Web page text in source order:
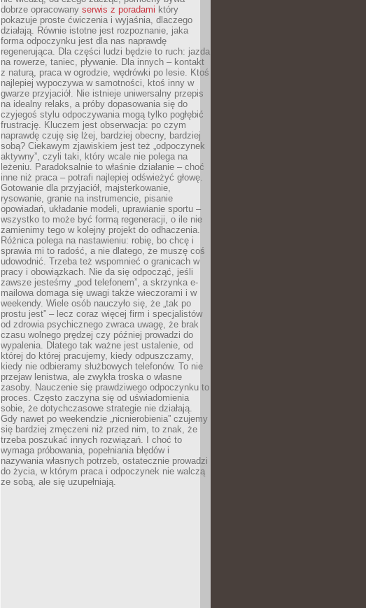
dobrze opracowany serwis z poradami który
pokazuje proste ćwiczenia i wyjaśnia, dlaczego
działają. Równie istotne jest rozpoznanie, jaka
forma odpoczynku jest dla nas naprawdę
regenerująca. Dla części ludzi będzie to ruch: jazda
na rowerze, taniec, pływanie. Dla innych – kontakt
z naturą, praca w ogrodzie, wędrówki po lesie. Ktoś
najlepiej wypoczywa w samotności, ktoś inny w
gwarze przyjaciół. Nie istnieje uniwersalny przepis
na idealny relaks, a próby dopasowania się do
czyjegoś stylu odpoczywania mogą tylko pogłębić
frustrację. Kluczem jest obserwacja: po czym
naprawdę czuję się lżej, bardziej obecny, bardziej
sobą? Ciekawym zjawiskiem jest też „odpoczynek
aktywny”, czyli taki, który wcale nie polega na
leżeniu. Paradoksalnie to właśnie działanie – choć
inne niż praca – potrafi najlepiej odświeżyć głowę.
Gotowanie dla przyjaciół, majsterkowanie,
rysowanie, granie na instrumencie, pisanie
opowiadań, układanie modeli, uprawianie sportu –
wszystko to może być formą regeneracji, o ile nie
zamienimy tego w kolejny projekt do odhaczenia.
Różnica polega na nastawieniu: robię, bo chcę i
sprawia mi to radość, a nie dlatego, że muszę coś
udowodnić. Trzeba też wspomnieć o granicach w
pracy i obowiązkach. Nie da się odpocząć, jeśli
zawsze jesteśmy „pod telefonem”, a skrzynka e-
mailowa domaga się uwagi także wieczorami i w
weekendy. Wiele osób nauczyło się, że „tak po
prostu jest” – lecz coraz więcej firm i specjalistów
od zdrowia psychicznego zwraca uwagę, że brak
czasu wolnego prędzej czy później prowadzi do
wypalenia. Dlatego tak ważne jest ustalenie, od
której do której pracujemy, kiedy odpuszczamy,
kiedy nie odbieramy służbowych telefonów. To nie
przejaw lenistwa, ale zwykła troska o własne
zasoby. Nauczenie się prawdziwego odpoczynku to
proces. Często zaczyna się od uświadomienia
sobie, że dotychczasowe strategie nie działają.
Gdy nawet po weekendzie „nicnierobienia” czujemy
się bardziej zmęczeni niż przed nim, to znak, że
trzeba poszukać innych rozwiązań. I choć to
wymaga próbowania, popełniania błędów i
nazywania własnych potrzeb, ostatecznie prowadzi
do życia, w którym praca i odpoczynek nie walczą
ze sobą, ale się uzupełniają.